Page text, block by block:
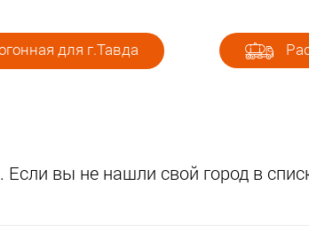
для г.Тавда
вы не нашли свой город в